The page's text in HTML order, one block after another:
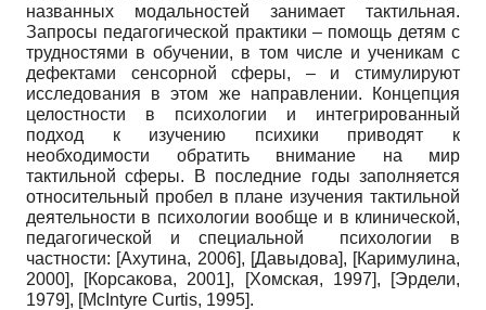
названных модальностей занимает тактильная.
Запросы педагогической практики – помощь детям с
трудностями в обучении, в том числе и ученикам с
дефектами сенсорной сферы, – и стимулируют
исследования в этом же направлении. Концепция
целостности в психологии и интегрированный
подход к изучению психики приводят к
необходимости обратить внимание на мир
тактильной сферы. В последние годы заполняется
относительный пробел в плане изучения тактильной
деятельности в психологии вообще и в клинической,
педагогической и специальной психологии в
частности: [Ахутина, 2006], [Давыдова], [Каримулина,
2000], [Корсакова, 2001], [Хомская, 1997], [Эрдели,
1979], [McIntyre Curtis, 1995].